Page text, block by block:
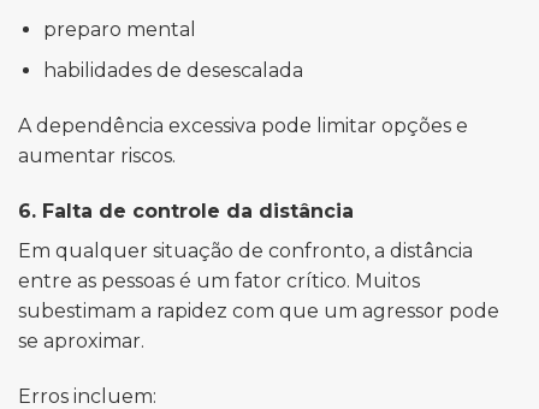
preparo mental
habilidades de desescalada
A dependência excessiva pode limitar opções e
aumentar riscos.
6. Falta de controle da distância
Em qualquer situação de confronto, a distância
entre as pessoas é um fator crítico. Muitos
subestimam a rapidez com que um agressor pode
se aproximar.
Erros incluem: